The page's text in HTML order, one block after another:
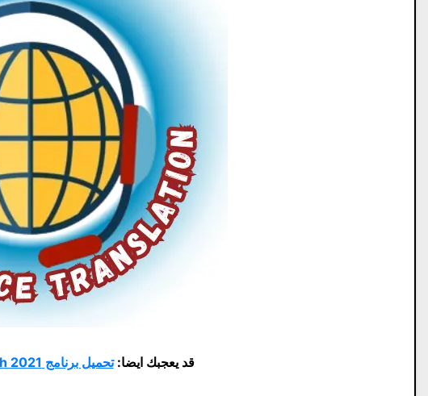
قد يعجبك ايضا:تحميل برنامج ZBrush 2021 مع الكراك اخر اصدار